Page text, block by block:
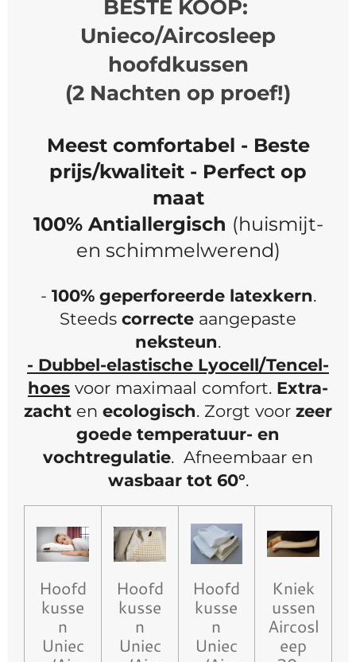
BESTE KOOP:
Unieco/Aircosleep
hoofdkussen
(2 Nachten op proef!)
Meest comfortabel - Beste
prijs/kwaliteit - Perfect op
maat
100% Antiallergisch (huismijt-
en schimmelwerend)
- 100% geperforeerde latexkern.
Steeds correcte aangepaste
neksteun.
- Dubbel-elastische Lyocell/Tencel-
hoes voor maximaal comfort. Extra-
zacht en ecologisch. Zorgt voor zeer
goede temperatuur- en
vochtregulatie. Afneembaar en
wasbaar tot 60°.
Hoofd
kusse
n
Uniec
Hoofd
kusse
n
Uniec
Hoofd
kusse
n
Uniec
Kniek
ussen
Aircosl
eep